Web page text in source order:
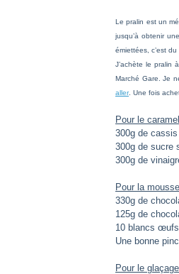
Le pralin est un
jusqu’à obtenir
émiettées, c’est du
J’achète le pralin
Marché Gare. Je
aller. Une fois
Pour le
300g de
300g de sucre
300g de
Pour la
330g de
125g de
10 blancs œufs
Une bonne
Pour le